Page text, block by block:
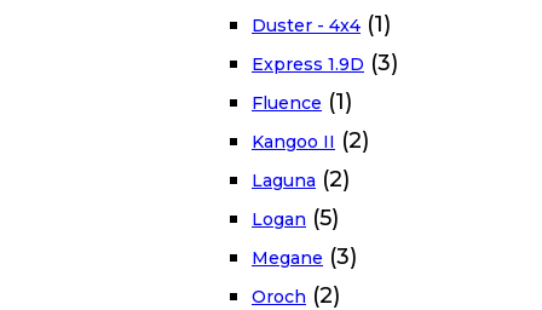
Duster - 4x4 (1)
Express 1.9D (3)
Fluence (1)
Kangoo II (2)
Laguna (2)
Logan (5)
Megane (3)
Oroch (2)